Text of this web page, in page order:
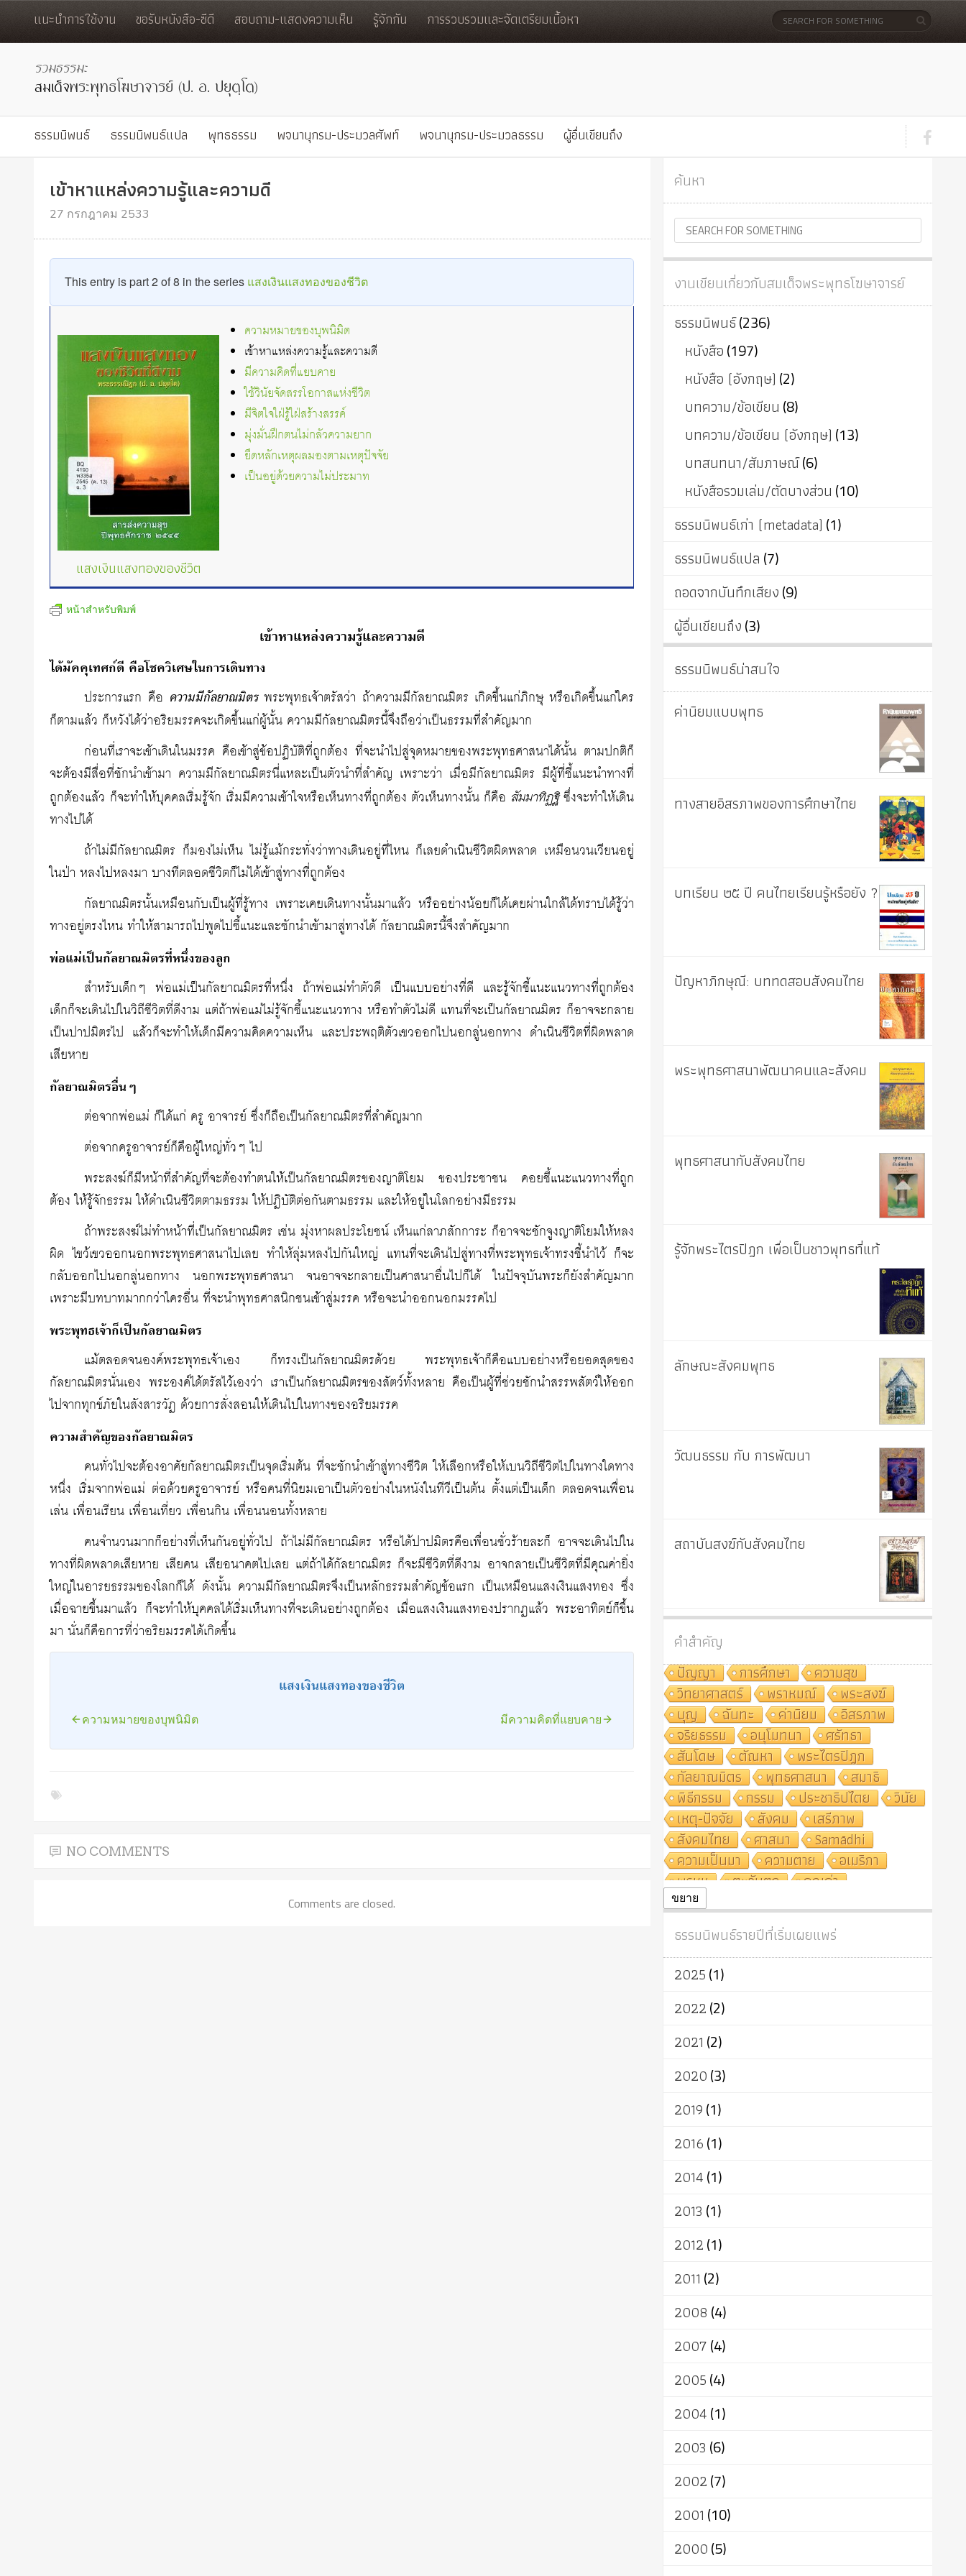
แนะนำการใช้งาน ขอรับหนังสือ-ซีดี สอบถาม-แสดงความเห็น รู้จักกัน การรวบรวมและจัดเตรียมเนื้อหา
ธรรมนิพนธ์ ธรรมนิพนธ์แปล พุทธธรรม พจนานุกรม-ประมวลศัพท์ พจนานุกรม-ประมวลธรรม ผู้อื่นเขียนถึง
เข้าหาแหล่งความรู้และความดี
27 กรกฎาคม 2533
This entry is part 2 of 8 in the series แสงเงินแสงทองของชีวิต
แสงเงินแสงทองของชีวิต
ความหมายของบุพนิมิต
เข้าหาแหล่งความรู้และความดี
มีความคิดที่แยบคาย
ใช้วินัยจัดสรรโอกาสแห่งชีวิต
มีจิตใจใฝ่รู้ใฝ่สร้างสรรค์
มุ่งมั่นฝึกตนไม่กลัวความยาก
ยึดหลักเหตุผลมองตามเหตุปัจจัย
เป็นอยู่ด้วยความไม่ประมาท
หน้าสำหรับพิมพ์
เข้าหาแหล่งความรู้และความดี
ได้มัคคุเทศก์ดี คือโชควิเศษในการเดินทาง
ประการแรก คือ ความมีกัลยาณมิตรพระพุทธเจ้าตรัสว่า ถ้าความมีกัลยาณมิตร เกิดขึ้นแก่ภิกษุ หรือเกิดขึ้นแก่ใคร
ก็ตามแล้ว ก็หวังได้ว่าอริยมรรคจะเกิดขึ้นแก่ผู้นั้น ความมีกัลยาณมิตรนี้จึงถือว่าเป็นธรรมที่สำคัญมาก
ก่อนที่เราจะเข้าเดินในมรรค คือเข้าสู่ข้อปฏิบัติที่ถูกต้อง ที่จะนำไปสู่จุดหมายของพระพุทธศาสนาได้นั้น ตามปกติก็
จะต้องมีสื่อที่ชักนำเข้ามา ความมีกัลยาณมิตรนี่แหละเป็นตัวนำที่สำคัญ เพราะว่า เมื่อมีกัลยาณมิตร มีผู้ที่ชี้แนะนำทางที่
ถูกต้องแล้ว ก็จะทำให้บุคคลเริ่มรู้จัก เริ่มมีความเข้าใจหรือเห็นทางที่ถูกต้อง ตัวเห็นทางนั้น ก็คือ สัมมาทิฏฐิซึ่งจะทำให้เดิน
ทางไปได้
ถ้าไม่มีกัลยาณมิตร ก็มองไม่เห็น ไม่รู้แม้กระทั่งว่าทางเดินอยู่ที่ไหน ก็เลยดำเนินชีวิตผิดพลาด เหมือนวนเวียนอยู่
ในป่า หลงไปหลงมา บางทีตลอดชีวิตก็ไม่ได้เข้าสู่ทางที่ถูกต้อง
กัลยาณมิตรนั้นเหมือนกับเป็นผู้ที่รู้ทาง เพราะเคยเดินทางนั้นมาแล้ว หรืออย่างน้อยก็ได้เคยผ่านใกล้ได้ทราบได้รู้ว่า
ทางอยู่ตรงไหน ทำให้สามารถไปพูดไปชี้แนะและชักนำเข้ามาสู่ทางได้ กัลยาณมิตรนี้จึงสำคัญมาก
พ่อแม่เป็นกัลยาณมิตรที่หนึ่งของลูก
สำหรับเด็กๆ พ่อแม่เป็นกัลยาณมิตรที่หนึ่ง ถ้าพ่อแม่ทำตัวดี เป็นแบบอย่างที่ดี และรู้จักชี้แนะแนวทางที่ถูกต้อง
เด็กก็จะเดินไปในวิถีชีวิตที่ดีงาม แต่ถ้าพ่อแม่ไม่รู้จักชี้แนะแนวทาง หรือทำตัวไม่ดี แทนที่จะเป็นกัลยาณมิตร ก็อาจจะกลาย
เป็นปาปมิตรไป แล้วก็จะทำให้เด็กมีความคิดความเห็น และประพฤติตัวเขวออกไปนอกลู่นอกทาง ดำเนินชีวิตที่ผิดพลาด
เสียหาย
กัลยาณมิตรอื่นๆ
ต่อจากพ่อแม่ ก็ได้แก่ ครู อาจารย์ ซึ่งก็ถือเป็นกัลยาณมิตรที่สำคัญมาก
ต่อจากครูอาจารย์ก็คือผู้ใหญ่ทั่วๆ ไป
พระสงฆ์ก็มีหน้าที่สำคัญที่จะต้องทำตนให้เป็นกัลยาณมิตรของญาติโยม ของประชาชน คอยชี้แนะแนวทางที่ถูก
ต้อง ให้รู้จักธรรม ให้ดำเนินชีวิตตามธรรม ให้ปฏิบัติต่อกันตามธรรม และให้อยู่ในโลกอย่างมีธรรม
ถ้าพระสงฆ์ไม่ทำหน้าที่เป็นกัลยาณมิตร เช่น มุ่งหาผลประโยชน์ เห็นแก่ลาภสักการะ ก็อาจจะชักจูงญาติโยมให้หลง
ผิด ไขว้เขวออกนอกพระพุทธศาสนาไปเลย ทำให้ลุ่มหลงไปกันใหญ่ แทนที่จะเดินไปสู่ทางที่พระพุทธเจ้าทรงชี้นำไว้ ก็จะ
กลับออกไปนอกลู่นอกทาง นอกพระพุทธศาสนา จนอาจจะกลายเป็นศาสนาอื่นไปก็ได้ ในปัจจุบันพระก็ยังสำคัญมาก
เพราะมีบทบาทมากกว่าใครอื่น ที่จะนำพุทธศาสนิกชนเข้าสู่มรรค หรือจะนำออกนอกมรรคไป
พระพุทธเจ้าก็เป็นกัลยาณมิตร
แม้ตลอดจนองค์พระพุทธเจ้าเอง ก็ทรงเป็นกัลยาณมิตรด้วย พระพุทธเจ้าก็คือแบบอย่างหรือยอดสุดของ
กัลยาณมิตรนั่นเอง พระองค์ได้ตรัสไว้เองว่า เราเป็นกัลยาณมิตรของสัตว์ทั้งหลาย คือเป็นผู้ที่ช่วยชักนำสรรพสัตว์ให้ออก
ไปจากทุกข์ภัยในสังสารวัฏ ด้วยการสั่งสอนให้เดินไปในทางของอริยมรรค
ความสำคัญของกัลยาณมิตร
คนทั่วไปจะต้องอาศัยกัลยาณมิตรเป็นจุดเริ่มต้น ที่จะชักนำเข้าสู่ทางชีวิต ให้เลือกหรือให้เบนวิถีชีวิตไปในทางใดทาง
หนึ่ง เริ่มจากพ่อแม่ ต่อด้วยครูอาจารย์ หรือคนที่นิยมเอาเป็นตัวอย่างในหนังในทีวีเป็นต้น ตั้งแต่เป็นเด็ก ตลอดจนเพื่อน
เล่น เพื่อนเรียน เพื่อนเที่ยว เพื่อนกิน เพื่อนนอนทั้งหลาย
คนจำนวนมากก็อย่างที่เห็นกันอยู่ทั่วไป ถ้าไม่มีกัลยาณมิตร หรือได้ปาปมิตรคือเพื่อนชั่วร้ายละก็ อาจจะเดินไปใน
ทางที่ผิดพลาดเสียหาย เสียคน เสียอนาคตไปเลย แต่ถ้าได้กัลยาณมิตร ก็จะมีชีวิตที่ดีงาม อาจกลายเป็นชีวิตที่มีคุณค่ายิ่ง
ใหญ่ในอารยธรรมของโลกก็ได้ ดังนั้น ความมีกัลยาณมิตรจึงเป็นหลักธรรมสำคัญข้อแรก เป็นเหมือนแสงเงินแสงทอง ซึ่ง
เมื่อฉายขึ้นมาแล้ว ก็จะทำให้บุคคลได้เริ่มเห็นทางที่จะเดินอย่างถูกต้อง เมื่อแสงเงินแสงทองปรากฏแล้ว พระอาทิตย์ก็ขึ้น
มา นั่นก็คือการที่ว่าอริยมรรคได้เกิดขึ้น
แสงเงินแสงทองของชีวิต
ความหมายของบุพนิมิต มีความคิดที่แยบคาย
NO COMMENTS
Comments are closed.
ค้นหา
งานเขียนเกี่ยวกับสมเด็จพระพุทธโฆษาจารย์
ธรรมนิพนธ์(236)
หนังสือ(197)
หนังสือ (อังกฤษ) (2)
บทความ/ข้อเขียน (8)
บทความ/ข้อเขียน (อังกฤษ) (13)
บทสนทนา/สัมภาษณ์(6)
หนังสือรวมเล่ม/ตัดบางส่วน (10)
ธรรมนิพนธ์เก่า (metadata) (1)
ธรรมนิพนธ์แปล (7)
ถอดจากบันทึกเสียง(9)
ผู้อื่นเขียนถึง(3)
ธรรมนิพนธ์น่าสนใจ
ค่านิยมแบบพุทธ
ทางสายอิสรภาพของการศึกษาไทย
บทเรียน ๒๕ ปี คนไทยเรียนรู้หรือยัง ?
ปัญหาภิกษุณี: บททดสอบสังคมไทย
พระพุทธศาสนาพัฒนาคนและสังคม
พุทธศาสนากับสังคมไทย
รู้จักพระไตรปิฎก เพื่อเป็นชาวพุทธที่แท้
ลักษณะสังคมพุทธ
วัฒนธรรม กับ การพัฒนา
สถาบันสงฆ์กับสังคมไทย
คำสำคัญ
ปัญญา
การศึกษา
ความสุข
วิทยาศาสตร์
พราหมณ์
พระสงฆ์
บุญ
ฉันทะ ค่านิยม
อิสรภาพ
จริยธรรม
อนุโมทนา
ศรัทธา
สันโดษ
ตัณหา
พระไตรปิฎก
กัลยาณมิตร
พุทธศาสนา
สมาธิ
พิธีกรรม
กรรม ประชาธิปไตย
วินัย
เหตุ-ปัจจัย
สังคม
เสรีภาพ
สังคมไทย
ศาสนา
Samādhi
ความเป็นมา
ความตาย
อเมริกา
พรหม
ตะวันตก
คุณค่า
ปฏิจจสมุปบาท
ศาสนาประจำชาติ
ผู้บริโภค
ธรรมาธิปไตย
การแยกรัฐกับศาสนา
ธรรมชาติ
เทคโนโลยี
พุทธบริษัท
วัฒนธรรม
ขยาย
ธรรมนิพนธ์รายปีที่เริ่มเผยแพร่
2025(1)
2022(2)
2021 (2)
2020(3)
2019(1)
2016(1)
2014(1)
2013 (1)
2012(1)
2011 (2)
2008 (4)
2007(4)
2005(4)
2004(1)
2003 (6)
2002(7)
2001 (10)
2000(5)